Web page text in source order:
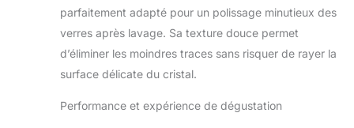
parfaitement adapté pour un polissage minutieux des
verres après lavage. Sa texture douce permet
d’éliminer les moindres traces sans risquer de rayer la
surface délicate du cristal.
Performance et expérience de dégustation